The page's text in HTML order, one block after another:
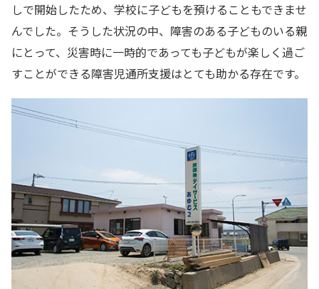
しで開始したため、学校に子どもを預けることもできませ
んでした。そうした状況の中、障害のある子どものいる親
にとって、災害時に一時的であっても子どもが楽しく過ご
すことができる障害児通所支援はとても助かる存在です。